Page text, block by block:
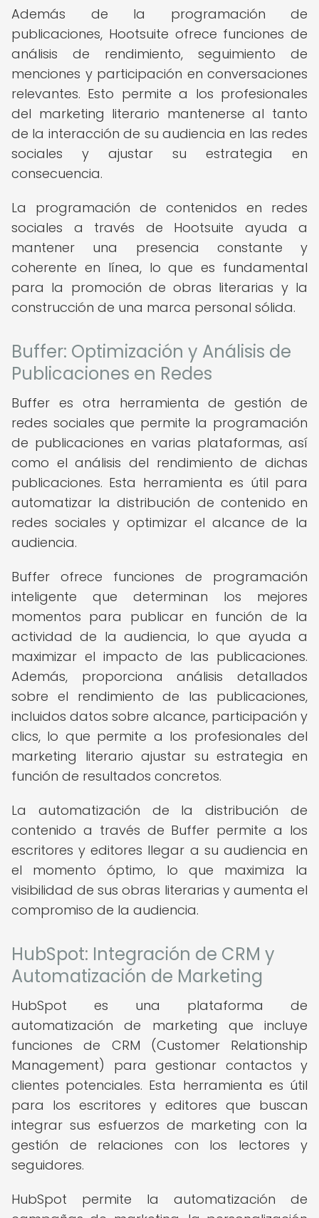
Además de la programación de
publicaciones, Hootsuite ofrece funciones de
análisis de rendimiento, seguimiento de
menciones y participación en conversaciones
relevantes. Esto permite a los profesionales
del marketing literario mantenerse al tanto
de la interacción de su audiencia en las redes
sociales y ajustar su estrategia en
consecuencia.
La programación de contenidos en redes
sociales a través de Hootsuite ayuda a
mantener una presencia constante y
coherente en línea, lo que es fundamental
para la promoción de obras literarias y la
construcción de una marca personal sólida.
Buffer: Optimización y Análisis de
Publicaciones en Redes
Buffer es otra herramienta de gestión de
redes sociales que permite la programación
de publicaciones en varias plataformas, así
como el análisis del rendimiento de dichas
publicaciones. Esta herramienta es útil para
automatizar la distribución de contenido en
redes sociales y optimizar el alcance de la
audiencia.
Buffer ofrece funciones de programación
inteligente que determinan los mejores
momentos para publicar en función de la
actividad de la audiencia, lo que ayuda a
maximizar el impacto de las publicaciones.
Además, proporciona análisis detallados
sobre el rendimiento de las publicaciones,
incluidos datos sobre alcance, participación y
clics, lo que permite a los profesionales del
marketing literario ajustar su estrategia en
función de resultados concretos.
La automatización de la distribución de
contenido a través de Buffer permite a los
escritores y editores llegar a su audiencia en
el momento óptimo, lo que maximiza la
visibilidad de sus obras literarias y aumenta el
compromiso de la audiencia.
HubSpot: Integración de CRM y
Automatización de Marketing
HubSpot es una plataforma de
automatización de marketing que incluye
funciones de CRM (Customer Relationship
Management) para gestionar contactos y
clientes potenciales. Esta herramienta es útil
para los escritores y editores que buscan
integrar sus esfuerzos de marketing con la
gestión de relaciones con los lectores y
seguidores.
HubSpot permite la automatización de